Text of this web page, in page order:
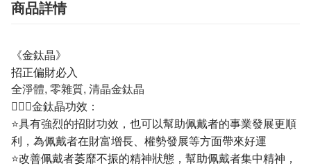
商品詳情
《金鈦晶》
招正偏財必入
全淨體, 零雜質, 清晶金鈦晶
💁🏼‍♀️金鈦晶功效：
⭐具有強烈的招財功效，也可以幫助佩戴者的事業發展更順
利，為佩戴者在財富增長、權勢發展等方面帶來好運
⭐改善佩戴者萎靡不振的精神狀態，幫助佩戴者集中精神，